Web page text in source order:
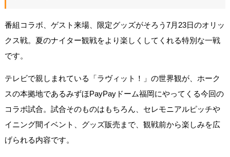
番組コラボ、ゲスト来場、限定グッズがそろう7月23日のオリッ
クス戦。夏のナイター観戦をより楽しくしてくれる特別な一戦
です。
テレビで親しまれている「ラヴィット！」の世界観が、ホーク
スの本拠地であるみずほPayPayドーム福岡にやってくる今回の
コラボ試合。試合そのものはもちろん、セレモニアルピッチや
イニング間イベント、グッズ販売まで、観戦前から楽しみを広
げられる内容です。